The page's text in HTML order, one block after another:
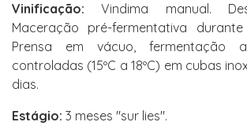
Vinificação: Vindima manual.
Maceração pré-fermentativa
Prensa em vácuo, fermentação
controladas (15ºC a 18ºC) em cubas
dias.
Estágio: 3 meses "sur lies".